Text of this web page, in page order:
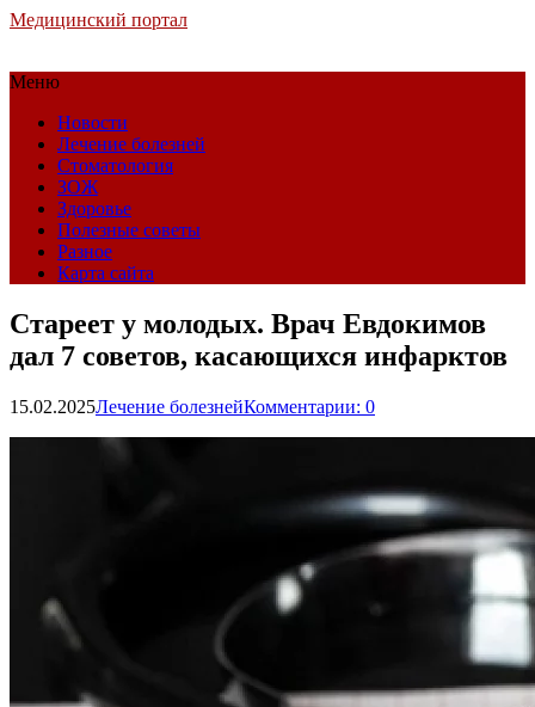
Медицинский портал
Меню
Новости
Лечение болезней
Стоматология
ЗОЖ
Здоровье
Полезные советы
Разное
Карта сайта
Стареет у молодых. Врач Евдокимов
дал 7 советов, касающихся инфарктов
15.02.2025Лечение болезнейКомментарии: 0